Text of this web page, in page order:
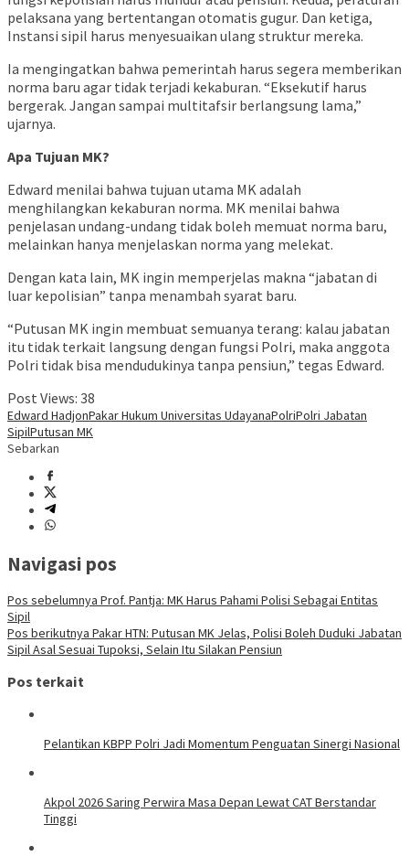
pelaksana yang bertentangan otomatis gugur. Dan ketiga,
Instansi sipil harus menyesuaikan ulang struktur mereka.
Ia mengingatkan bahwa pemerintah harus segera memberikan
norma baru agar tidak terjadi kekaburan. “Eksekutif harus
bergerak. Jangan sampai multitafsir berlangsung lama,”
ujarnya.
Apa Tujuan MK?
Edward menilai bahwa tujuan utama MK adalah
menghilangkan kekaburan norma. MK menilai bahwa
penjelasan undang-undang tidak boleh memuat norma baru,
melainkan hanya menjelaskan norma yang melekat.
Dengan kata lain, MK ingin memperjelas makna “jabatan di
luar kepolisian” tanpa menambah syarat baru.
“Putusan MK ingin membuat semuanya terang: kalau jabatan
itu tidak terkait langsung dengan fungsi Polri, maka anggota
Polri tidak bisa mendudukinya tanpa pensiun,” tegas Edward.
Post Views: 38
Edward HadjonPakar Hukum Universitas UdayanaPolriPolri Jabatan
SipilPutusan MK
Sebarkan
Navigasi pos
Pos sebelumnya Prof. Pantja: MK Harus Pahami Polisi Sebagai Entitas
Sipil
Pos berikutnya Pakar HTN: Putusan MK Jelas, Polisi Boleh Duduki Jabatan
Sipil Asal Sesuai Tupoksi, Selain Itu Silakan Pensiun
Pos terkait
Pelantikan KBPP Polri Jadi Momentum Penguatan Sinergi Nasional
Akpol 2026 Saring Perwira Masa Depan Lewat CAT Berstandar
Tinggi